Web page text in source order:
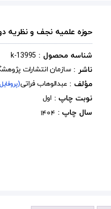
حوزه علمیه نجف و نظریه
شناسه محصول : k-13995
ناشر : سازمان انتشارات
مؤلف : عبدالوهاب فراتی
نوبت چاپ : اول
سال چاپ : 1404